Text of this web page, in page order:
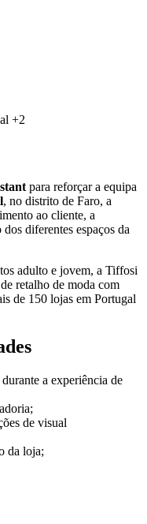
+2
para reforçar a equipa
, no distrito de Faro, a
ao cliente, a
diferentes espaços da
adulto e jovem, a Tiffosi
retalho de moda com
de 150 lojas em Portugal
a experiência de
de visual
da loja;